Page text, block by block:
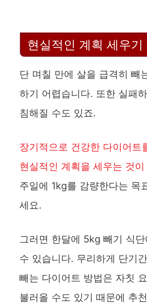
현실적인 계획 세우기
단 며칠 만에 살을 급격히 빼
하기 어렵습니다. 또한 실패
침해질 수도 있죠.
장기적으로 건강한 다이어트
현실적인 계획을 세우는 것
주일에 1kg를 감량한다는 목
세요.
그러면 한달에 5kg 빼기 식
수 있습니다. 무리하게 단기
빼는 다이어트 방법은 자칫
불러올 수도 있기 때문에 추